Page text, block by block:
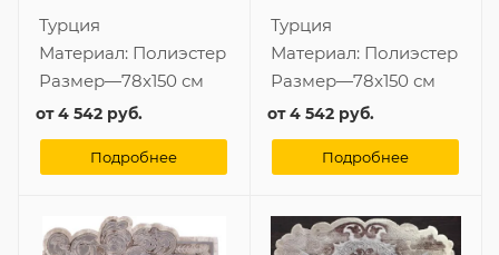
Турция
Материал: Полиэстер
Размер—78x150 см
от4 542 руб.
Подробнее
Турция
Материал: Полиэстер
Размер—78x150 см
от4 542 руб.
Подробнее